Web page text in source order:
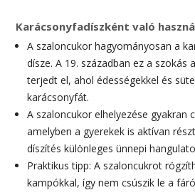
Karácsonyfadíszként való
A szaloncukor hagyományosan a
dísze. A 19. században ez a szokás
terjedt el, ahol édességekkel és
karácsonyfát.
A szaloncukor elhelyezése gyakran
amelyben a gyerekek is aktívan
díszítés különleges ünnepi
Praktikus tipp: A szaloncukrot
kampókkal, így nem csúszik le a